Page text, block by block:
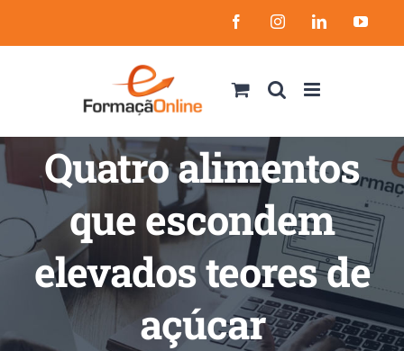
to
FacebookInstagramLinkedIn
Quatro alimentos
que escondem
elevados teores de
açúcar